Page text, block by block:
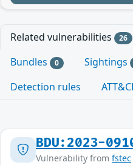
Related vulnerabilities 26
Bundles 0 Sightings
Detection rules
BDU:2023-
Vulnerability from fstec